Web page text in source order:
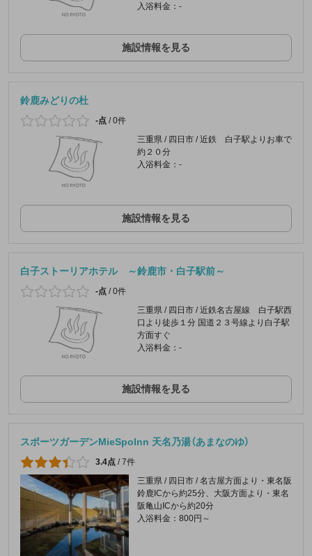
入浴料金：-
施設情報を見る
鈴鹿みどりの杜
-点 /0件
三重県 / 四日市 / 近鉄 白子駅よりお車で
約２０分
入浴料金：-
施設情報を見る
白子ストーリアホテル ～鈴鹿市・白子駅前～
-点 /0件
三重県 / 四日市 / 近鉄名古屋線 白子駅西
口より徒歩１分 国道２３号線より白子駅
方面すぐ
入浴料金：-
施設情報を見る
スポーツガーデンMieSpoInn 天名乃湯（あまなのゆ）
3.4点 /7件
三重県 / 四日市 / 名古屋方面より・東名阪
鈴鹿ICから約25分、大阪方面より・東名
阪亀山ICから約20分
入浴料金：800円～